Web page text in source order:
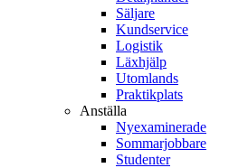
Säljare
Kundservice
Logistik
Läxhjälp
Utomlands
Praktikplats
Anställa
Nyexaminerade
Sommarjobbare
Studenter